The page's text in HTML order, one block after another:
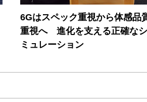
6Gはスペック重視から体感品
重視へ 進化を支える正確なシ
ミュレーション